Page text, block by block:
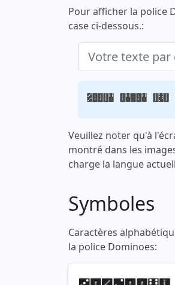
Pour afficher la police
case ci-dessous.:
Votre texte par
Veuillez noter qu'à
montré dans les
charge la langue
Symboles
Caractères
la police Dominoes: